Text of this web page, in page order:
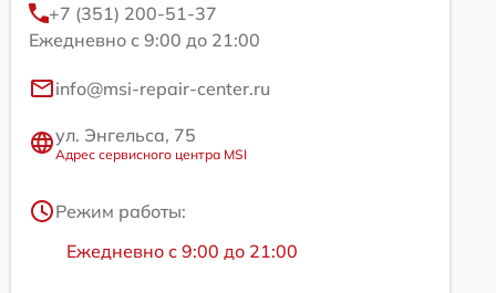
+7 (351) 200-51-37
Ежедневно с 9:00 до 21:00
info@msi-repair-center.ru
ул. Энгельса, 75
Адрес сервисного центра MSI
Режим работы:
Ежедневно с 9:00 до 21:00